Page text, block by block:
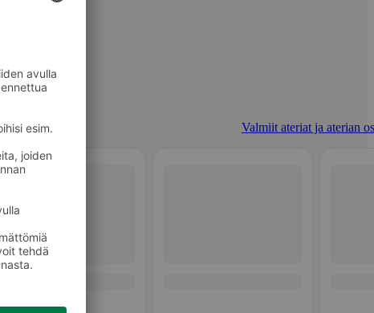
Valmiit ateriat ja aterian